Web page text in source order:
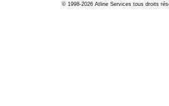
© 1998-2026 Atline Services tous droits